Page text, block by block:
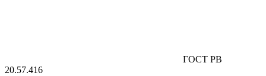
ГОСТ РВ
20.57.416